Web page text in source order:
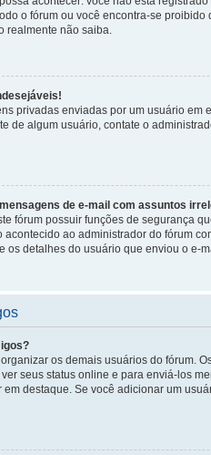
o fórum ou você encontra-se
realmente não saiba.
privadas enviadas por um usuário
de algum usuário, contate o
de e-mail com assuntos
fórum possuir funções de segurança
acontecido ao administrador do fórum
os detalhes do usuário que enviou o e-
os demais usuários do fórum.
seus status online e para enviá-los
destaque. Se você adicionar um